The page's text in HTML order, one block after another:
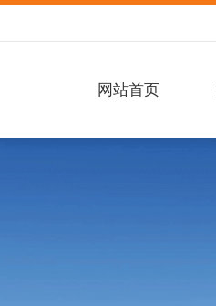
网站首页